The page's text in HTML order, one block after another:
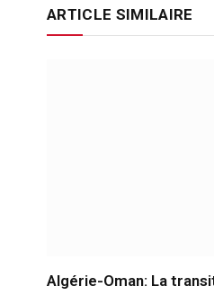
ARTICLE SIMILAIRE
Algérie-Oman: La